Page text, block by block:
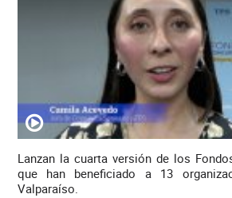
Lanzan la cuarta versión de los
que han beneficiado a 13
Valparaíso.